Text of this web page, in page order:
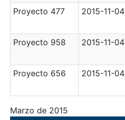
Proyecto 477 2015-11-04
Proyecto 958 2015-11-04
Proyecto 656 2015-11-04
Marzo de 2015